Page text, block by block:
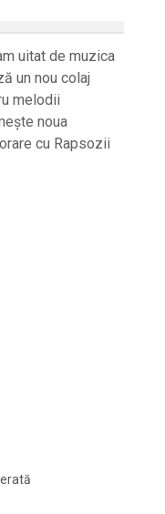
uitat de muzica
un nou colaj
melodii
noua
cu Rapsozii